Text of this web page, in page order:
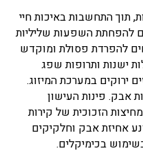
תוך התחשבות באיכות חיי
להפחתת השפעות שליליות
להפרדת פסולת ומוקדש
ישנות ותרופות שפג
ירוקים במערכת המיזוג.
אבק. פינות העישון
מחיצות הזכוכית של קירות
אחיזת אבק וחלקיקים
בכימיקלים.